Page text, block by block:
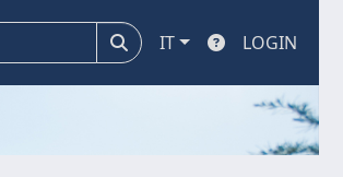
IT LOGIN